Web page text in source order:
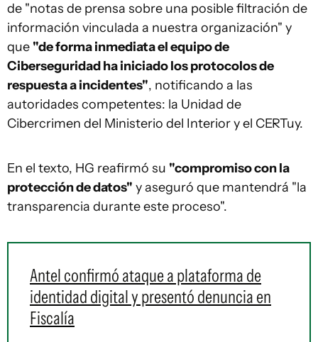
de "notas de prensa sobre una posible filtración de
información vinculada a nuestra organización" y
que "de forma inmediata el equipo de
Ciberseguridad ha iniciado los protocolos de
respuesta a incidentes", notificando a las
autoridades competentes: la Unidad de
Cibercrimen del Ministerio del Interior y el CERTuy.
En el texto, HG reafirmó su "compromiso con la
protección de datos" y aseguró que mantendrá "la
transparencia durante este proceso".
Antel confirmó ataque a plataforma de
identidad digital y presentó denuncia en
Fiscalía